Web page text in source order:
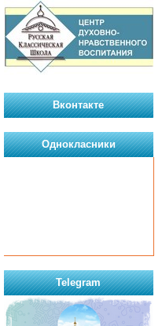
Вконтакте
Однокласники
Telegram